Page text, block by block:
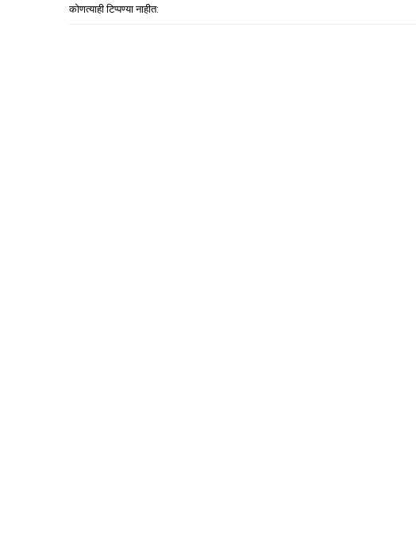
कोणत्याही टिप्पण्‍या नाहीत: